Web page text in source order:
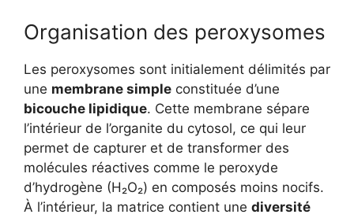
Organisation des peroxysomes
Les peroxysomes sont initialement délimités par
une membrane simple constituée d’une
bicouche lipidique. Cette membrane sépare
l’intérieur de l’organite du cytosol, ce qui leur
permet de capturer et de transformer des
molécules réactives comme le peroxyde
d’hydrogène (H₂O₂) en composés moins nocifs.
À l’intérieur, la matrice contient une diversité